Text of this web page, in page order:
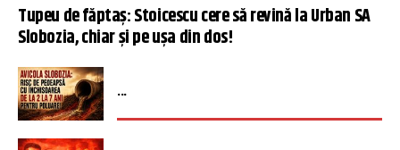
Tupeu de făptaș: Stoicescu cere să revină la Urban SA
Slobozia, chiar și pe ușa din dos!
...